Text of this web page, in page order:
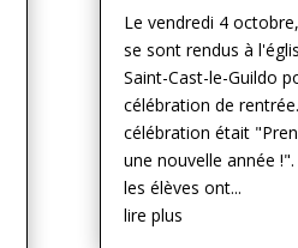
Le vendredi 4
se sont rendus à
Saint-Cast-le-Guildo
célébration de
célébration était
une nouvelle année
les élèves ont...
lire plus